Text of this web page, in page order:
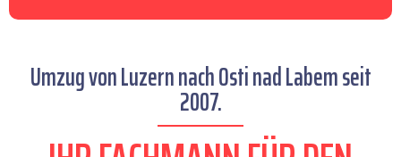
Umzug von Luzern nach Osti nad Labem seit
2007.